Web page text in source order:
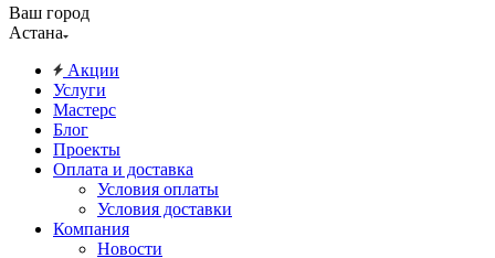
Ваш город
Астана
Акции
Услуги
Мастерс
Блог
Проекты
Оплата и доставка
Условия оплаты
Условия доставки
Компания
Новости